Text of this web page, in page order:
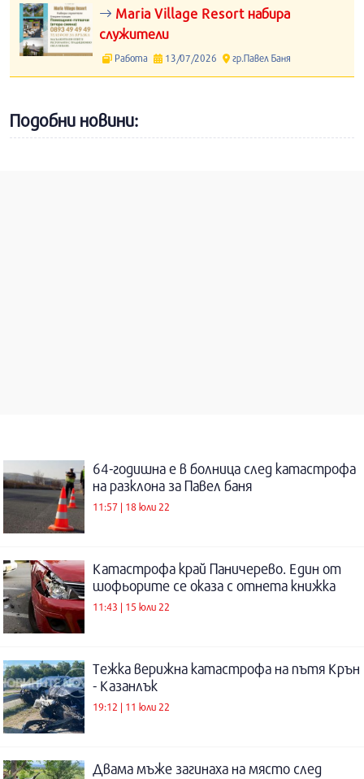
Maria Village Resort набира
служители
Работа 13/07/2026 гр.Павел Баня
Подобни новини:
64-годишна е в болница след катастрофа
на разклона за Павел баня
11:57 | 18 юли 22
Катастрофа край Паничерево. Един от
шофьорите се оказа с отнета книжка
11:43 | 15 юли 22
Тежка верижна катастрофа на пътя Крън
- Казанлък
19:12 | 11 юли 22
Двама мъже загинаха на място след